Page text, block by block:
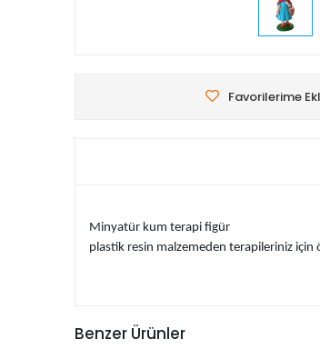
Favorilerime
Minyatür kum terapi figür
plastik resin malzemeden terapileriniz için
Benzer Ürünler